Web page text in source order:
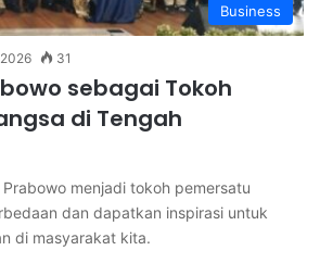
Business
31
sebagai Tokoh
di Tengah
menjadi tokoh pemersatu
dan dapatkan inspirasi untuk
di masyarakat kita.